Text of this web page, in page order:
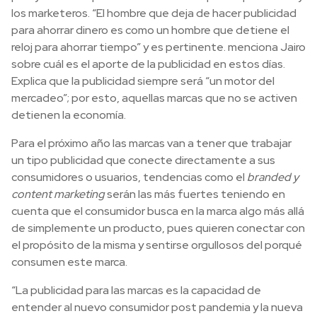
los marketeros. “El hombre que deja de hacer publicidad
para ahorrar dinero es como un hombre que detiene el
reloj para ahorrar tiempo” y es pertinente. menciona Jairo
sobre cuál es el aporte de la publicidad en estos días.
Explica que la publicidad siempre será “un motor del
mercadeo”; por esto, aquellas marcas que no se activen
detienen la economía.
Para el próximo año las marcas van a tener que trabajar
un tipo publicidad que conecte directamente a sus
consumidores o usuarios, tendencias como el branded y
content marketingserán las más fuertes teniendo en
cuenta que el consumidor busca en la marca algo más allá
de simplemente un producto, pues quieren conectar con
el propósito de la misma y sentirse orgullosos del porqué
consumen este marca.
“La publicidad para las marcas es la capacidad de
entender al nuevo consumidor post pandemia y la nueva